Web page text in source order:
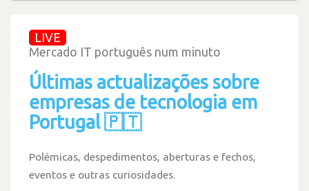
LIVE
Mercado IT português num minuto
Últimas actualizações sobre
empresas de tecnologia em
Portugal 🇵🇹
Polémicas, despedimentos, aberturas e fechos,
eventos e outras curiosidades.